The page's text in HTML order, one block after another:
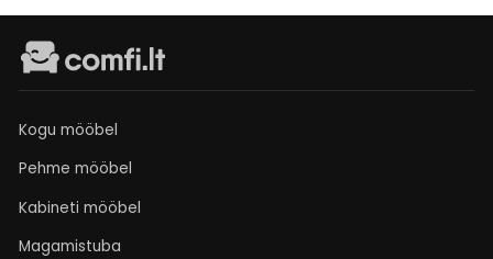
Kogu mööbel
Pehme mööbel
Kabineti mööbel
Magamistuba